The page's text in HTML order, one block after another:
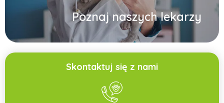
Poznaj naszych lekarzy
Skontaktuj się z nami